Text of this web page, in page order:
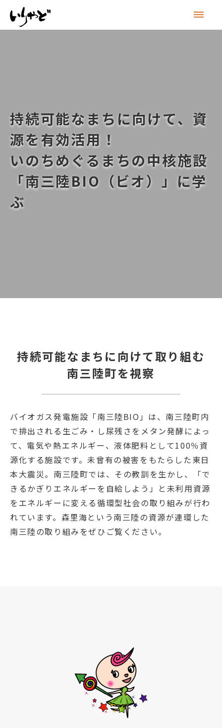
dehaze
持続可能なまちに向けて、資
源を有効活用！
いのちめぐるまちの中核施設
「南三陸BIO（ビオ）」に学
ぶ
持続可能なまちに向けて取り組む
南三陸町を視察
バイオガス発電施設「南三陸BIO」は、南三陸町内
で排出される生ごみ・し尿残さをメタン発酵によっ
て、電気や熱エネルギー、液体肥料として100％資
源化する施設です。未曾有の被害をもたらした東日
本大震災。南三陸町では、その教訓を生かし、「で
きるかぎりエネルギーを自給しよう」と未利用資源
をエネルギーに変える循環型社会の取り組みが行わ
れています。森里海という南三陸の資源が連環した
南三陸の取り組みをぜひご覧ください。